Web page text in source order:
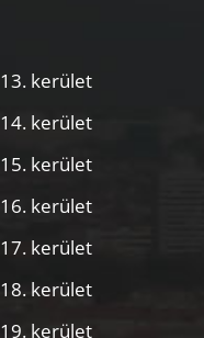
13. kerület
14. kerület
15. kerület
16. kerület
17. kerület
18. kerület
19. kerület